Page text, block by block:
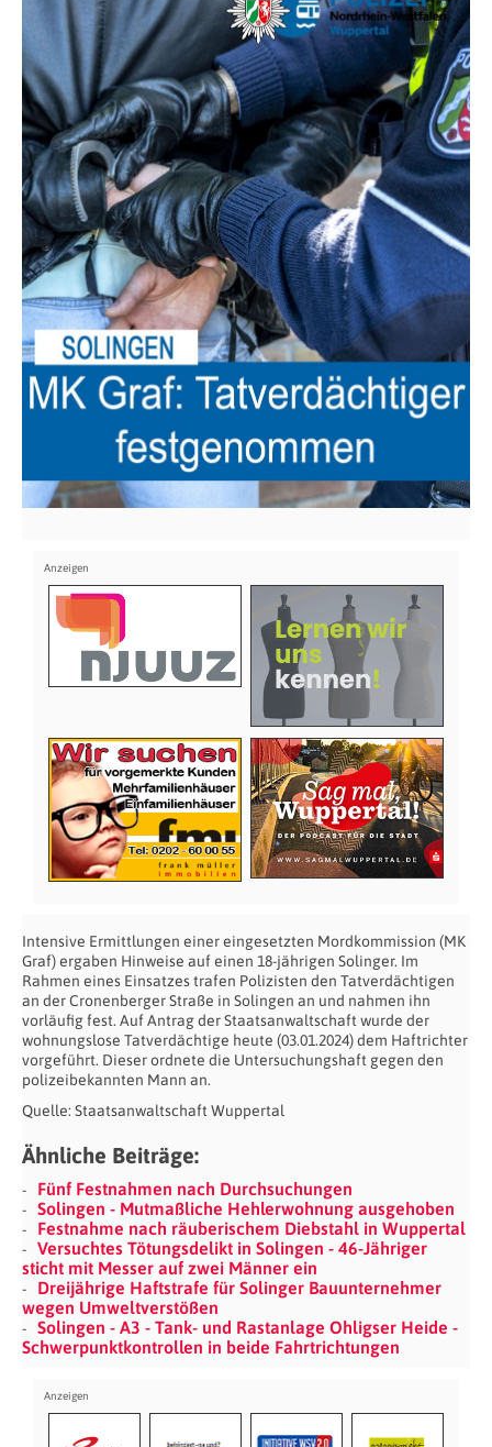
Intensive Ermittlungen einer eingesetzten Mordkommission (MK
Graf) ergaben Hinweise auf einen 18-jährigen Solinger. Im
Rahmen eines Einsatzes trafen Polizisten den Tatverdächtigen
an der Cronenberger Straße in Solingen an und nahmen ihn
vorläufig fest. Auf Antrag der Staatsanwaltschaft wurde der
wohnungslose Tatverdächtige heute (03.01.2024) dem Haftrichter
vorgeführt. Dieser ordnete die Untersuchungshaft gegen den
polizeibekannten Mann an.
Quelle: Staatsanwaltschaft Wuppertal
Ähnliche Beiträge:
Fünf Festnahmen nach Durchsuchungen
Solingen - Mutmaßliche Hehlerwohnung ausgehoben
Festnahme nach räuberischem Diebstahl in Wuppertal
Versuchtes Tötungsdelikt in Solingen - 46-Jähriger
sticht mit Messer auf zwei Männer ein
Dreijährige Haftstrafe für Solinger Bauunternehmer
wegen Umweltverstößen
Solingen - A3 - Tank- und Rastanlage Ohligser Heide -
Schwerpunktkontrollen in beide Fahrtrichtungen